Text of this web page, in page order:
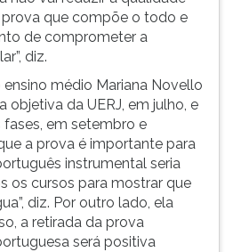
prova que compõe o todo e
de comprometer a
diz.
médio Mariana Novello
objetiva da UERJ, em julho, e
em setembro e
a prova é importante para
instrumental seria
os cursos para mostrar que
diz. Por outro lado, ela
a retirada da prova
será positiva